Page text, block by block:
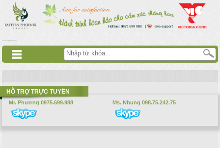
Nhảy đến nội dung
HỖ TRỢ TRỰC TUYẾN
Mr. Phương 0975.699.988 Ms. Nhung 098.75.242.75